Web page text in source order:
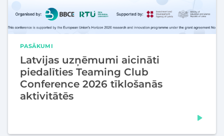
PASĀKUMI
Latvijas uzņēmumi aicināti
piedalīties Teaming Club
Conference 2026 tīklošanās
aktivitātēs